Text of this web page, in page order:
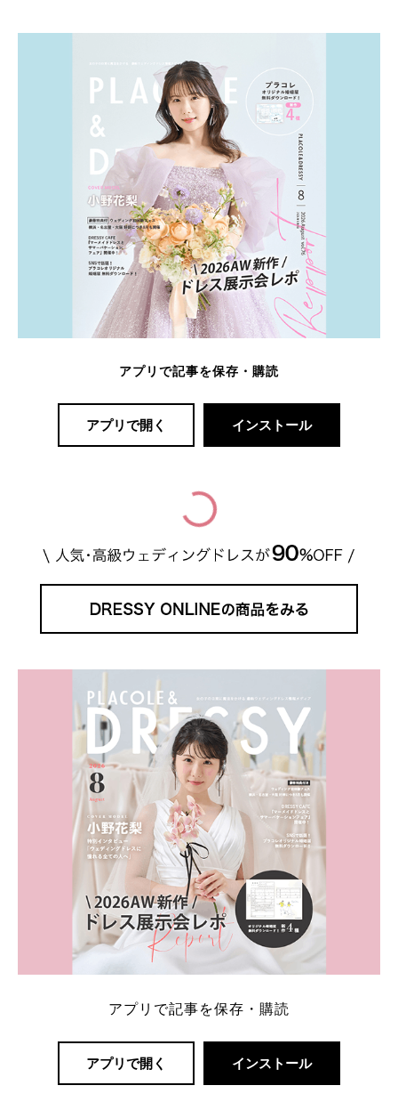
アプリで記事を保存・購読
アプリで開く インストール
アプリで記事を保存・購読
アプリで開く インストール